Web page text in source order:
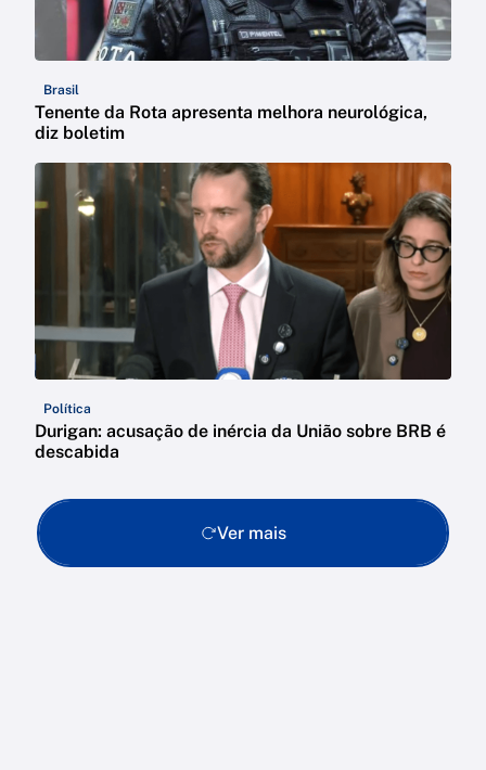
Brasil
Tenente da Rota apresenta melhora neurológica,
diz boletim
Política
Durigan: acusação de inércia da União sobre BRB é
descabida
Ver mais